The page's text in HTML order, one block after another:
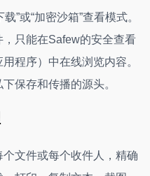
”或“加密沙箱”查看模式。
只能在Safew的安全查看
程序）中在线浏览内容。
保存和传播的源头。
文件或每个收件人，精确